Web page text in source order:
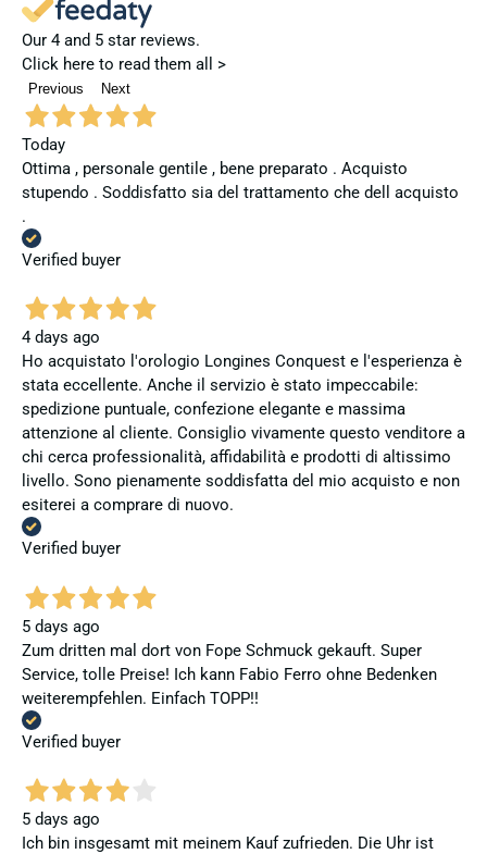
Our 4 and 5 star reviews.
Click here to read them all >
Previous Next
Today
Ottima , personale gentile , bene preparato . Acquisto
stupendo . Soddisfatto sia del trattamento che dell acquisto
.
Verified buyer
4 days ago
Ho acquistato l'orologio Longines Conquest e l'esperienza è
stata eccellente. Anche il servizio è stato impeccabile:
spedizione puntuale, confezione elegante e massima
attenzione al cliente. Consiglio vivamente questo venditore a
chi cerca professionalità, affidabilità e prodotti di altissimo
livello. Sono pienamente soddisfatta del mio acquisto e non
esiterei a comprare di nuovo.
Verified buyer
5 days ago
Zum dritten mal dort von Fope Schmuck gekauft. Super
Service, tolle Preise! Ich kann Fabio Ferro ohne Bedenken
weiterempfehlen. Einfach TOPP!!
Verified buyer
5 days ago
Ich bin insgesamt mit meinem Kauf zufrieden. Die Uhr ist